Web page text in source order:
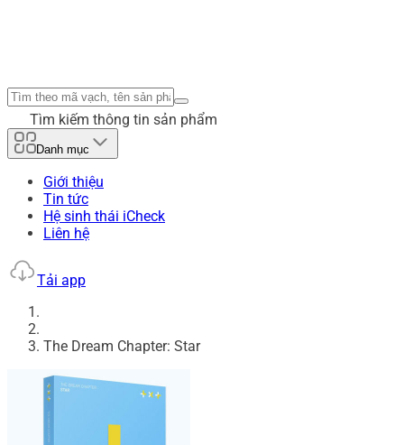
Tìm kiếm thông tin sản phẩm
Danh mục
Giới thiệu
Tin tức
Hệ sinh thái iCheck
Liên hệ
Tải app
The Dream Chapter: Star